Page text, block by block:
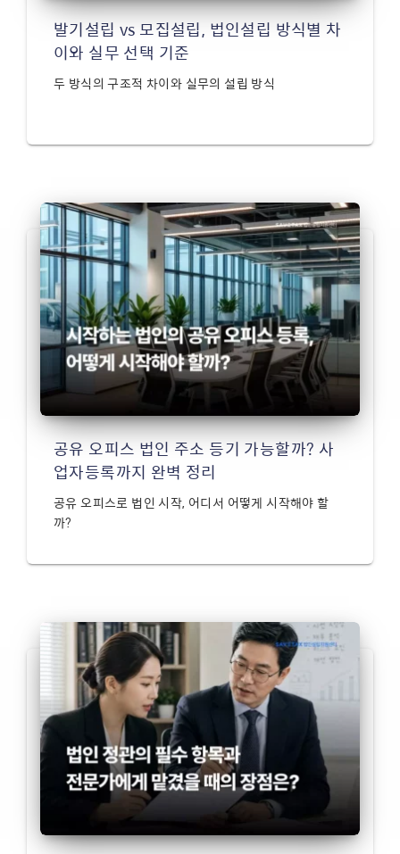
발기설립 vs 모집설립, 법인설립 방식별 차
이와 실무 선택 기준
두 방식의 구조적 차이와 실무의 설립 방식
공유 오피스 법인 주소 등기 가능할까? 사
업자등록까지 완벽 정리
공유 오피스로 법인 시작, 어디서 어떻게 시작해야 할
까?